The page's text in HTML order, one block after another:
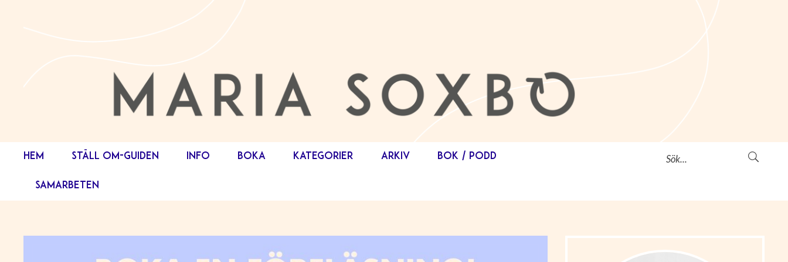
HEM STÄLL OM-GUIDEN INFO BOKA KATEGORIER ARKIV BOK / PODD
SAMARBETEN